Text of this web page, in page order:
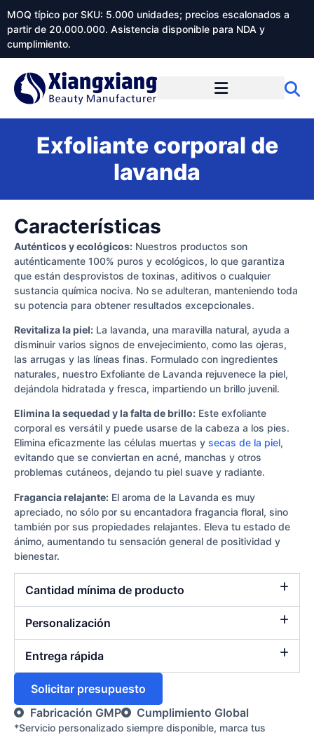
MOQ típico por SKU: 5.000 unidades; precios escalonados a
partir de 20.000.000. Asistencia disponible para NDA y
cumplimiento.
Exfoliante corporal de
lavanda
Características
Auténticos y ecológicos: Nuestros productos son
auténticamente 100% puros y ecológicos, lo que garantiza
que están desprovistos de toxinas, aditivos o cualquier
sustancia química nociva. No se adulteran, manteniendo toda
su potencia para obtener resultados excepcionales.
Revitaliza la piel: La lavanda, una maravilla natural, ayuda a
disminuir varios signos de envejecimiento, como las ojeras,
las arrugas y las líneas finas. Formulado con ingredientes
naturales, nuestro Exfoliante de Lavanda rejuvenece la piel,
dejándola hidratada y fresca, impartiendo un brillo juvenil.
Elimina la sequedad y la falta de brillo: Este exfoliante
corporal es versátil y puede usarse de la cabeza a los pies.
Elimina eficazmente las células muertas y secas de la piel,
evitando que se conviertan en acné, manchas y otros
problemas cutáneos, dejando tu piel suave y radiante.
Fragancia relajante: El aroma de la Lavanda es muy
apreciado, no sólo por su encantadora fragancia floral, sino
también por sus propiedades relajantes. Eleva tu estado de
ánimo, aumentando tu sensación general de positividad y
bienestar.
Cantidad mínima de producto
Personalización
Entrega rápida
Solicitar presupuesto
Fabricación GMP
Cumplimiento Global
*Servicio personalizado siempre disponible, marca tus